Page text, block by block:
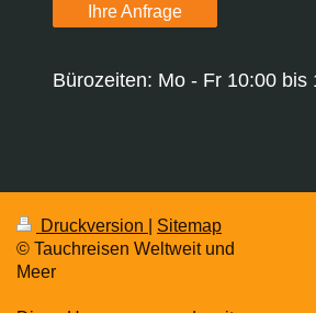
Ihre Anfrage
Bürozeiten: Mo - Fr 10:00 bis
Druckversion
Sitemap
© Tauchreisen Weltweit und
Meer